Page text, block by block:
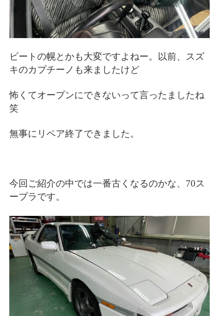
ビートの幌とかも大変ですよねー。以前、スズ
キのカプチーノも来ましたけど
怖くてオープンにできないって言ったましたね
笑
無事にリペア終了できました。
今回ご紹介の中では一番古くなるのかな、70ス
ープラです。